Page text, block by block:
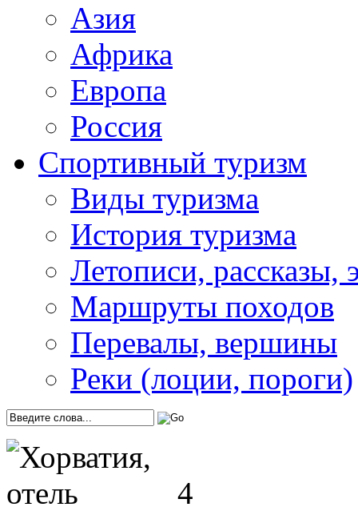
Азия
Африка
Европа
Россия
Спортивный туризм
Виды туризма
История туризма
Летописи, рассказы,
Маршруты походов
Перевалы, вершины
Реки (лоции, пороги)